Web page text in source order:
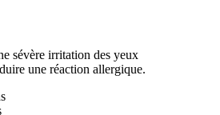
sévère irritation des yeux
une réaction allergique.